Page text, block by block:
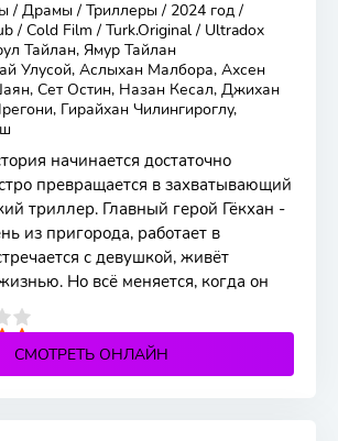
серия
/ Драмы / Триллеры / 2024 год /
/ Cold Film / Turk.Original / Ultradox
Тайлан, Ямур Тайлан
Улусой, Аслыхан Малбора, Ахсен
Сет Остин, Назан Кесал, Джихан
Гирайхан Чилингироглу,
начинается достаточно
превращается в захватывающий
триллер. Главный герой Гёкхан -
из пригорода, работает в
с девушкой, живёт
Но всё меняется, когда он
СМОТРЕТЬ ОНЛАЙН